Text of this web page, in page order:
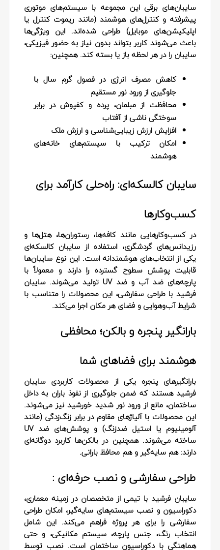
سایبان‌های برقی این مجموعه با سیستم‌های موتوری
پیشرفته و کنترل‌های هوشمند (مانند ریموت کنترل یا
اپلیکیشن‌های موبایل) طراحی شده‌اند. این ویژگی‌ها
باعث می‌شوند کاربر بتواند بدون نیاز به حضور فیزیکی،
سایبان را در هر لحظه باز یا بسته کند. همچنین:
کاهش مصرف انرژی در فصول گرم سال با
جلوگیری از ورود نور مستقیم
محافظت از مبلمان، پرده و کفپوش در برابر
سوختگی ناشی از آفتاب
افزایش ارزش زیبایی‌شناسی و ارزش ملک
امکان ترکیب با سیستم‌های خانه‌های
هوشمند
سایبان کالسکه‌ای: راه‌حلی کارآمد برای
کسب‌وکارها
در کسب‌وکارهایی مانند کافه‌ها، رستوران‌ها، هتل‌ها و
رزیدانس‌های گردشگری، استفاده از سایبان کالسکه‌ای
یکی از انتخاب‌های هوشمندانه است. این نوع سایبان‌ها
قابلیت پوشش سطوح گسترده را دارند و معمولاً با
پارچه‌های ضد آب و ضد UV تولید می‌شوند. سایبان
فرشید با طراحی سفارشی، این محصولات را متناسب با
شرایط آب‌وهوایی و فضای هر مکان اجرا می‌کند.
بارانگیر پنجره و بالکن؛ محافظی
هوشمند برای فضاهای شما
بارانگیرهای پنجره یکی از محصولات کاربردی سایبان
فرشید هستند که ضمن جلوگیری از نفوذ باران به داخل
ساختمان، مانع از ورود نور شدید خورشید نیز می‌شوند.
این محصولات با آلیاژهای مقاوم در برابر زنگ‌زدگی (مانند
آلومینیوم یا استیل ضدزنگ) و پوشش‌های ضد UV
ساخته می‌شوند. همچنین در بالکن‌ها کاربرد دوگانه‌ای
دارند: هم سایه‌گیر و هم محافظ بارانی.
طراحی سفارشی و نصب حرفه‌ای :
سایبان فرشید با تیمی از متخصصان در زمینه معماری،
دکوراسیون و نصب سیستم‌های سایه‌گیر، امکان طراحی
سفارشی را برای هر پروژه فراهم می‌کند. این شامل
انتخاب رنگ، جنس پارچه، سیستم مکانیکی، و حتی
هماهنگی با دکوراسیون ساختمان است. نصب توسط